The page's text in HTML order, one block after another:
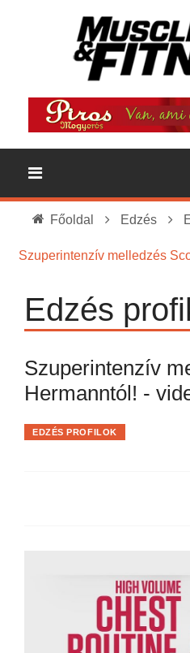
Főoldal Edzés
Szuperintenzív melledzés
Edzés
Szuperintenzív
Hermanntól! -
EDZÉS PROFILOK